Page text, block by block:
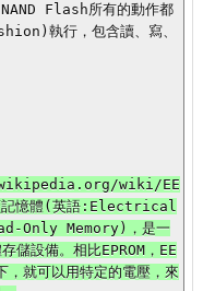
Flash所有的動作都
執行，包含讀、寫、
wiki/EE
讀記憶體(英語:Electrical
Only Memory)，是一
儲設備。相比EPROM，EE
，就可以用特定的電壓，來